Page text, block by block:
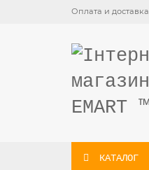
Оплата и доставка
КАТАЛОГ